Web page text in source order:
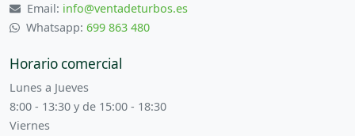
Email: info@ventadeturbos.es
Whatsapp: 699 863 480
Horario comercial
Lunes a Jueves
8:00 - 13:30 y de 15:00 - 18:30
Viernes